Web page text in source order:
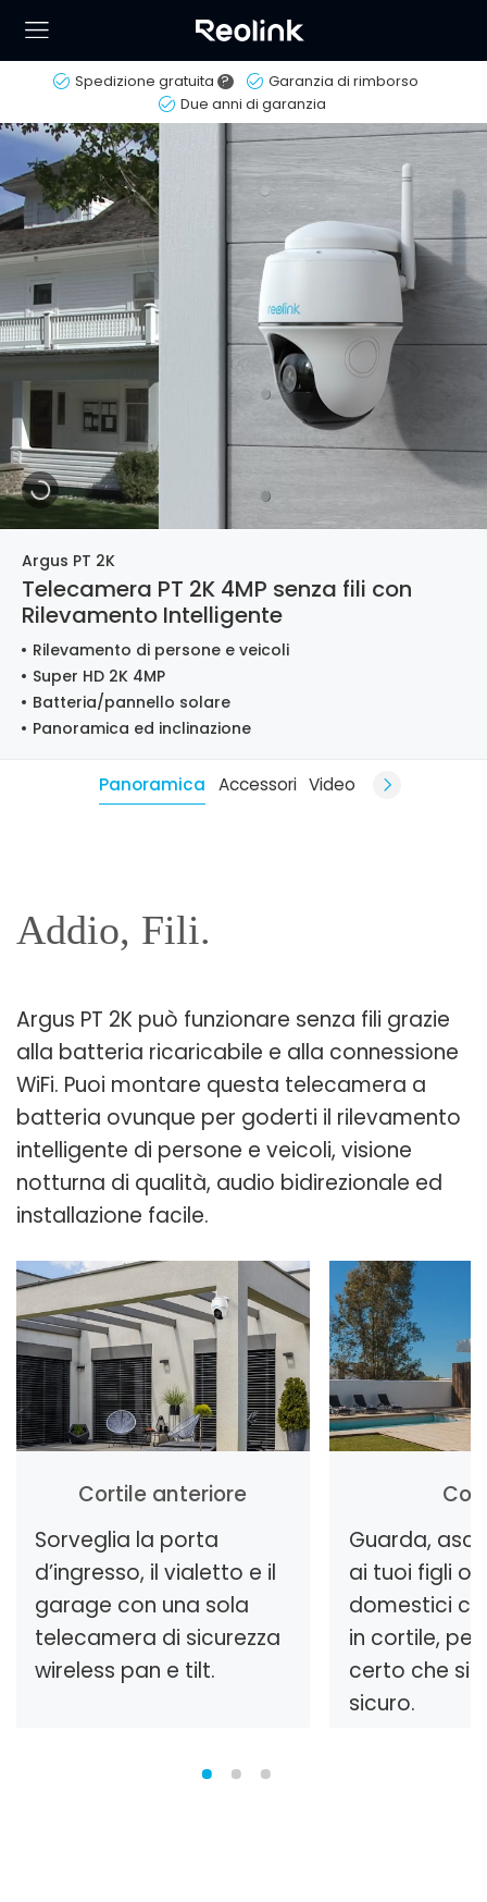
Spedizione gratuita ?
Garanzia di rimborso
Due anni di garanzia
Argus PT 2K
Telecamera PT 2K 4MP senza fili con
Rilevamento Intelligente
Rilevamento di persone e veicoli
Super HD 2K 4MP
Batteria/pannello solare
Panoramica ed inclinazione
Panoramica Accessori Video
Addio, Fili.
Argus PT 2K può funzionare senza fili grazie
alla batteria ricaricabile e alla connessione
WiFi. Puoi montare questa telecamera a
batteria ovunque per goderti il rilevamento
intelligente di persone e veicoli, visione
notturna di qualità, audio bidirezionale ed
installazione facile.
Cortile anteriore
Sorveglia la porta
d’ingresso, il vialetto e il
garage con una sola
telecamera di sicurezza
wireless pan e tilt.
Guarda,
ai tuoi figli o
domestici
in cortile, per
certo che
sicuro.